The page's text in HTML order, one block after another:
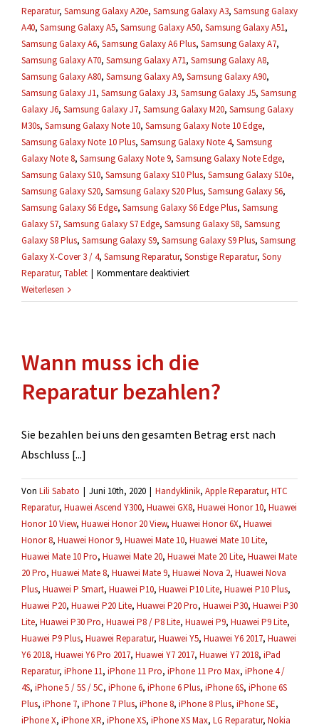
Reparatur, Samsung Galaxy A20e, Samsung Galaxy A3, Samsung Galaxy
A40, Samsung Galaxy A5, Samsung Galaxy A50, Samsung Galaxy A51,
Samsung Galaxy A6, Samsung Galaxy A6 Plus, Samsung Galaxy A7,
Samsung Galaxy A70, Samsung Galaxy A71, Samsung Galaxy A8,
Samsung Galaxy A80, Samsung Galaxy A9, Samsung Galaxy A90,
Samsung Galaxy J1, Samsung Galaxy J3, Samsung Galaxy J5, Samsung
Galaxy J6, Samsung Galaxy J7, Samsung Galaxy M20, Samsung Galaxy
M30s, Samsung Galaxy Note 10, Samsung Galaxy Note 10 Edge,
Samsung Galaxy Note 10 Plus, Samsung Galaxy Note 4, Samsung
Galaxy Note 8, Samsung Galaxy Note 9, Samsung Galaxy Note Edge,
Samsung Galaxy S10, Samsung Galaxy S10 Plus, Samsung Galaxy S10e,
Samsung Galaxy S20, Samsung Galaxy S20 Plus, Samsung Galaxy S6,
Samsung Galaxy S6 Edge, Samsung Galaxy S6 Edge Plus, Samsung
Galaxy S7, Samsung Galaxy S7 Edge, Samsung Galaxy S8, Samsung
Galaxy S8 Plus, Samsung Galaxy S9, Samsung Galaxy S9 Plus, Samsung
Galaxy X-Cover 3 / 4, Samsung Reparatur, Sonstige Reparatur, Sony
Reparatur, Tablet | Kommentare deaktiviertfür
wenn
werden?
Weiterlesen
Wann muss ich die
Reparatur bezahlen?
Sie bezahlen bei uns den gesamten Betrag erst nach
Abschluss [...]
Von Lili Sabato | Juni 10th, 2020 | Handyklinik, Apple Reparatur, HTC
Reparatur, Huawei Ascend Y300, Huawei GX8, Huawei Honor 10, Huawei
Honor 10 View, Huawei Honor 20 View, Huawei Honor 6X, Huawei
Honor 8, Huawei Honor 9, Huawei Mate 10, Huawei Mate 10 Lite,
Huawei Mate 10 Pro, Huawei Mate 20, Huawei Mate 20 Lite, Huawei Mate
20 Pro, Huawei Mate 8, Huawei Mate 9, Huawei Nova 2, Huawei Nova
Plus, Huawei P Smart, Huawei P10, Huawei P10 Lite, Huawei P10 Plus,
Huawei P20, Huawei P20 Lite, Huawei P20 Pro, Huawei P30, Huawei P30
Lite, Huawei P30 Pro, Huawei P8 / P8 Lite, Huawei P9, Huawei P9 Lite,
Huawei P9 Plus, Huawei Reparatur, Huawei Y5, Huawei Y6 2017, Huawei
Y6 2018, Huawei Y6 Pro 2017, Huawei Y7 2017, Huawei Y7 2018, iPad
Reparatur, iPhone 11, iPhone 11 Pro, iPhone 11 Pro Max, iPhone 4 /
4S, iPhone 5 / 5S / 5C, iPhone 6, iPhone 6 Plus, iPhone 6S, iPhone 6S
Plus, iPhone 7, iPhone 7 Plus, iPhone 8, iPhone 8 Plus, iPhone SE,
iPhone X, iPhone XR, iPhone XS, iPhone XS Max, LG Reparatur, Nokia